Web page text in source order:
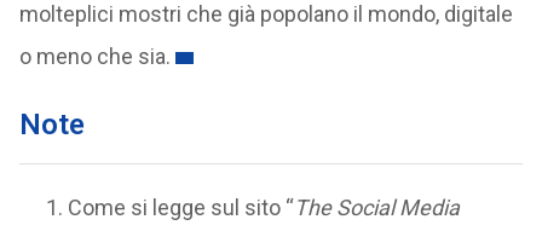
molteplici mostri che già popolano il mondo, digitale
o meno che sia.
Note
Come si legge sul sito “The Social Media